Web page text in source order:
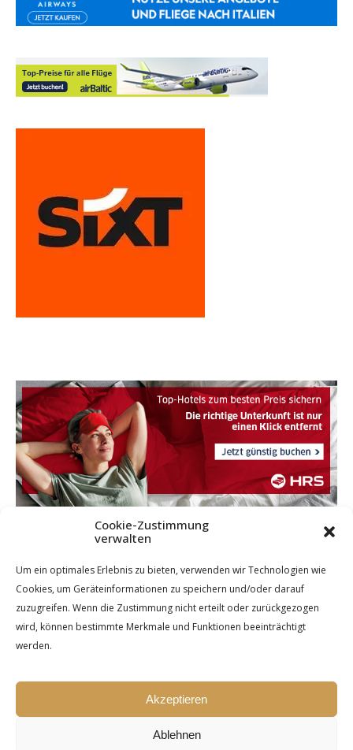
Cookie-Zustimmung
verwalten
Um ein optimales Erlebnis zu bieten, verwenden wir Technologien wie
Cookies, um Geräteinformationen zu speichern und/oder darauf
zuzugreifen. Wenn die Zustimmung nicht erteilt oder zurückgezogen
wird, können bestimmte Merkmale und Funktionen beeinträchtigt
werden.
Akzeptieren
Ablehnen